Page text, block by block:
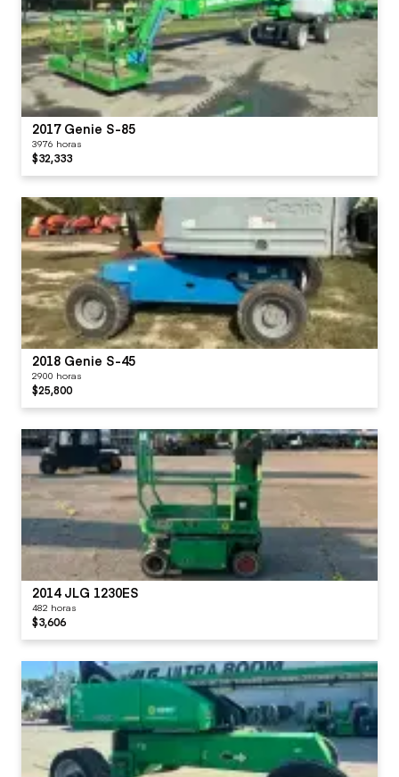
2017 Genie S-85
3976 horas
$32,333
2018 Genie S-45
2900 horas
$25,800
2014 JLG 1230ES
482 horas
$3,606